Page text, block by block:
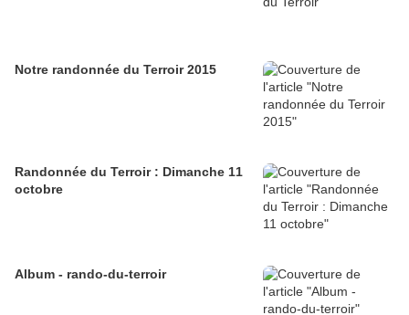
Notre randonnée du Terroir 2015
Randonnée du Terroir : Dimanche 11
octobre
Album - rando-du-terroir